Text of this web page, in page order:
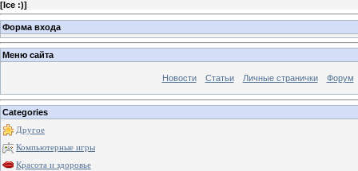
[Ice :)]
Форма входа
Меню сайта
Новости Статьи Личные странички Форум
Categories
Другое
Компьютерные игры
Красота и здоровье